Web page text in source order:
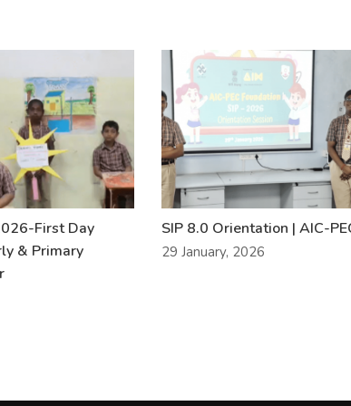
First Day
& Primary
SIP 8.0 Orientation | AIC-
29 January, 2026